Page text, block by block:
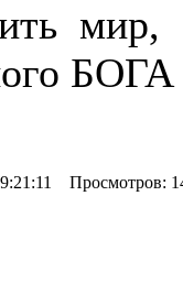
Просмотров: